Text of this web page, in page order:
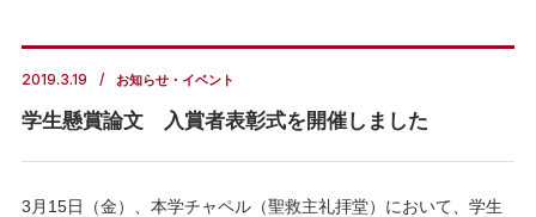
2019.3.19 お知らせ・イベント
学生懸賞論文 入賞者表彰式を開催しました
3月15日（金）、本学チャペル（聖救主礼拝堂）において、学生